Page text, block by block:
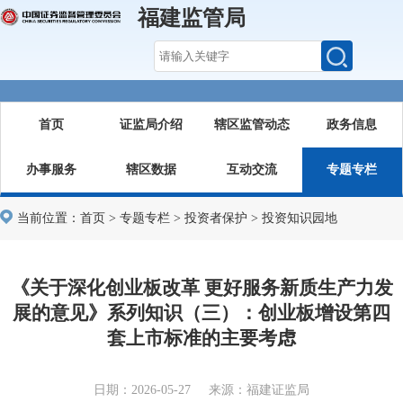
福建监管局
首页 证监局介绍 辖区监管动态 政务信息
办事服务 辖区数据 互动交流 专题专栏
当前位置： 首页 > 专题专栏 > 投资者保护 > 投资知识园地
《关于深化创业板改革 更好服务新质生产力发
展的意见》系列知识（三）：创业板增设第四
套上市标准的主要考虑
日期：2026-05-27 来源：福建证监局